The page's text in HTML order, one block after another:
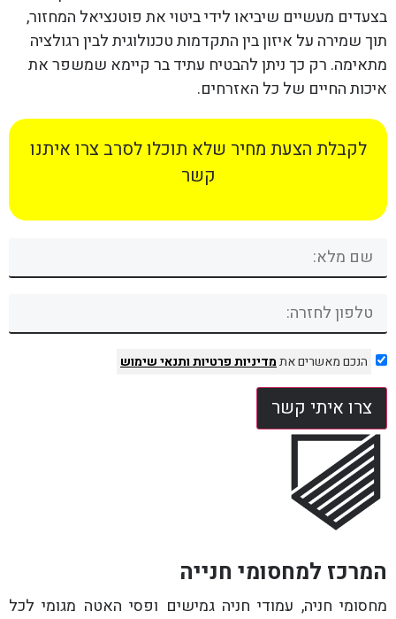
בצעדים מעשיים שיביאו לידי ביטוי את פוטנציאל המחזור,
תוך שמירה על איזון בין התקדמות טכנולוגית לבין רגולציה
מתאימה. רק כך ניתן להבטיח עתיד בר קיימא שמשפר את
איכות החיים של כל האזרחים.
לקבלת הצעת מחיר שלא תוכלו לסרב צרו איתנו
קשר
הנכם מאשרים אתמדיניות פרטיותותנאי שימוש
צרו איתי קשר
המרכז למחסומי חנייה
מחסומי חניה, עמודי חניה גמישים ופסי האטה מגומי לכל